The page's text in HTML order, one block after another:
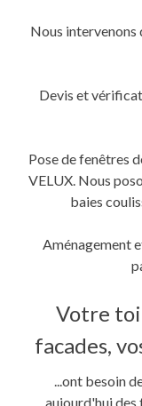
Nous intervenons
Devis et
Pose de fenêtres
VELUX. Nous
baies
Aménagement
Votre
facades,
...ont besoin
aujourd'hui